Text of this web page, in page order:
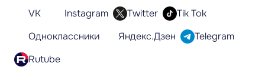
VK Instagram Twitter
Tik Tok
Одноклассники
Яндекс.Дзен
Telegram
Rutube